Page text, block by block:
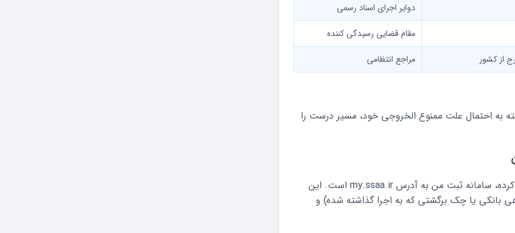
دوایر اجرای اسناد رسمی
مقام قضایی رسیدگی کننده
از کشور مراجع انتظامی
به احتمال علت ممنوع الخروجی خود، مسیر درست را
سامانه ای که سازمان ثبت اسناد و املاک کشور برای این کار معرفی کرده، سامانه ثبت من به آدرس my.ssaa.ir است. این
بانکی یا چک برگشتی که به اجرا گذاشته شده) و